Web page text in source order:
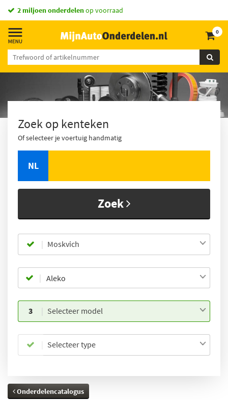
2 miljoen onderdelenop voorraad
0
Zoek op kenteken
Of selecteer je voertuig handmatig
NL
Zoek
Moskvich
3 Selecteer model
Selecteer type
Onderdelencatalogus